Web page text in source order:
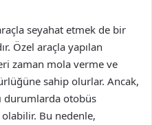
seyahat etmek de bir
Özel araçla yapılan
zaman mola verme ve
sahip olurlar. Ancak,
durumlarda otobüs
Bu nedenle,